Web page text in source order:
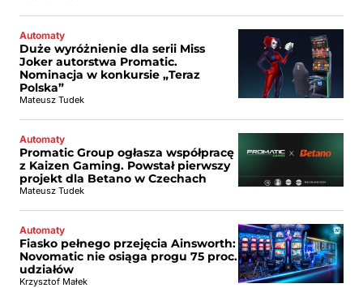
Automaty
Duże wyróżnienie dla serii Miss
Joker autorstwa Promatic.
Nominacja w konkursie „Teraz
Polska”
Mateusz Tudek
Automaty
Promatic Group ogłasza współpracę
z Kaizen Gaming. Powstał pierwszy
projekt dla Betano w Czechach
Mateusz Tudek
Automaty
Fiasko pełnego przejęcia Ainsworth:
Novomatic nie osiąga progu 75 proc.
udziałów
Krzysztof Małek